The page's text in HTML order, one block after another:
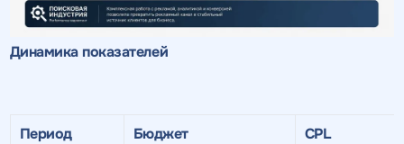
Динамика показателей
Период Бюджет CPL